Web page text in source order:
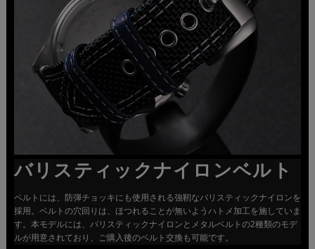
バリスティックナイロンベルト
ベルトには、防弾チョッキにも使用される強靭なバリスティックナイロンを
採用。ベルトの穴回りは、ほつれることが無いようハトメ加工を施していま
す。本モデルには、バリスティックナイロンとメタルベルトの2種類のモデ
ルが用意されており、ご購入後のベルト交換も可能です。